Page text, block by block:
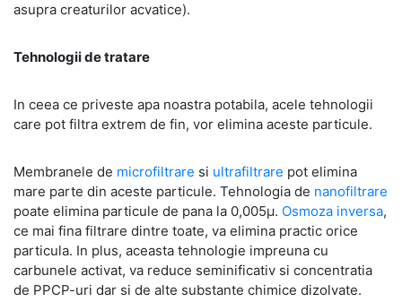
asupra creaturilor acvatice).
Tehnologii de tratare
In ceea ce priveste apa noastra potabila, acele tehnologii
care pot filtra extrem de fin, vor elimina aceste particule.
Membranele de microfiltrare si ultrafiltrare pot elimina
mare parte din aceste particule. Tehnologia de nanofiltrare
poate elimina particule de pana la 0,005µ. Osmoza inversa,
ce mai fina filtrare dintre toate, va elimina practic orice
particula. In plus, aceasta tehnologie impreuna cu
carbunele activat, va reduce seminificativ si concentratia
de PPCP-uri dar si de alte substante chimice dizolvate.